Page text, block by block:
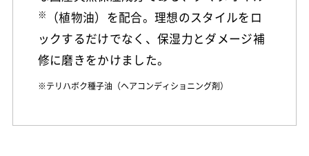
※
（植物油）を配合。理想のスタイルをロ
ックするだけでなく、保湿力とダメージ補
修に磨きをかけました。
※テリハボク種子油（ヘアコンディショニング剤）